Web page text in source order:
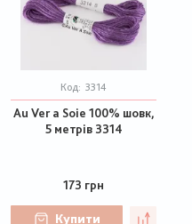
Код: 3314
Au Ver a Soie 100% шовк,
5 метрів 3314
173 грн
Купити